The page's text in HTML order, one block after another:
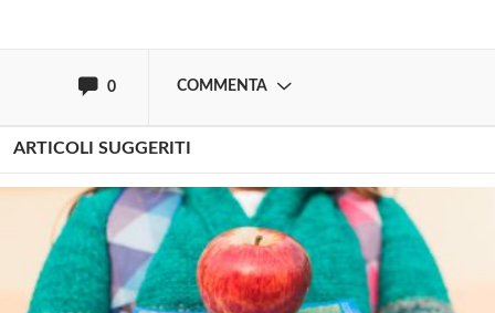
0 COMMENTA
ARTICOLI SUGGERITI